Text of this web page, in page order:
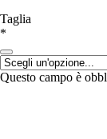
Taglia
*
Questo campo è